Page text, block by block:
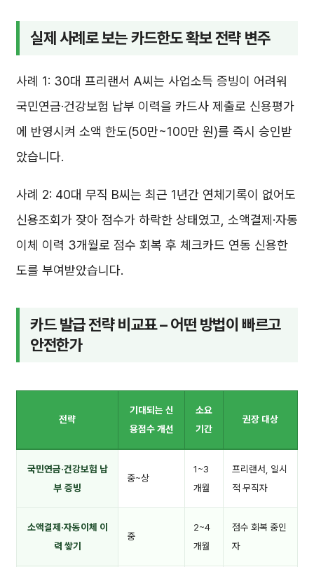
실제 사례로 보는 카드한도 확보 전략 변주
사례 1: 30대 프리랜서 A씨는 사업소득 증빙이 어려워
국민연금·건강보험 납부 이력을 카드사 제출로 신용평가
에 반영시켜 소액 한도(50만~100만 원)를 즉시 승인받
았습니다.
사례 2: 40대 무직 B씨는 최근 1년간 연체기록이 없어도
신용조회가 잦아 점수가 하락한 상태였고, 소액결제·자동
이체 이력 3개월로 점수 회복 후 체크카드 연동 신용한
도를 부여받았습니다.
카드 발급 전략 비교표 – 어떤 방법이 빠르고
안전한가
전략
기대되는 신
용점수 개선
소요
기간
권장 대상
국민연금·건강보험 납
부 증빙
중~상
1~3
개월
프리랜서, 일시
적 무직자
소액결제·자동이체 이
력 쌓기
중
2~4
개월
점수 회복 중인
자